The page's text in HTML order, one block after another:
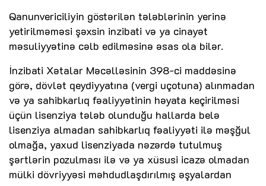
Qanunvericiliyin göstərilən tələblərinin yerinə
yetirilməməsi şəxsin inzibati və ya cinayət
məsuliyyətinə cəlb edilməsinə əsas ola bilər.
İnzibati Xətalar Məcəlləsinin 398-ci maddəsinə
görə, dövlət qeydiyyatına (vergi uçotuna) alınmadan
və ya sahibkarlıq fəaliyyətinin həyata keçirilməsi
üçün lisenziya tələb olunduğu hallarda belə
lisenziya almadan sahibkarlıq fəaliyyəti ilə məşğul
olmağa, yaxud lisenziyada nəzərdə tutulmuş
şərtlərin pozulması ilə və ya xüsusi icazə olmadan
mülki dövriyyəsi məhdudlaşdırılmış əşyalardan